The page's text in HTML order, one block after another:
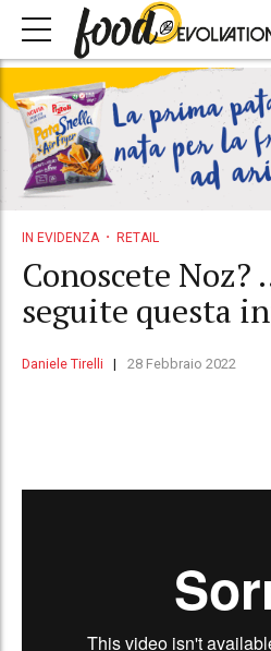
IN EVIDENZA RETAIL
Conoscete
seguite questa
Daniele Tirelli 28 Febbraio 2022